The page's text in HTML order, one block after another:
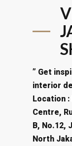
” Get
interior
Location
Centre,
B, No.12,
North